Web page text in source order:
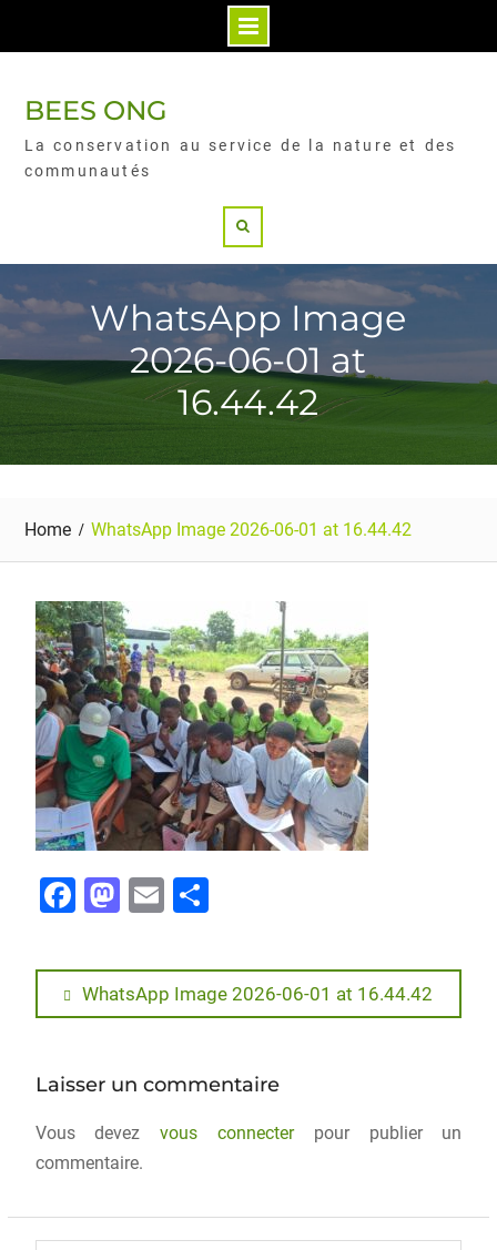
BEES ONG
La conservation au service de la nature et des
communautés
WhatsApp Image
2026-06-01 at
16.44.42
Home WhatsApp Image 2026-06-01 at 16.44.42
F
c
e
o
k
M
st
o
o
E
ai
l
P
ta
g
WhatsApp Image 2026-06-01 at 16.44.42
Laisser un commentaire
Vous devezvous connecterpour publier un
commentaire.